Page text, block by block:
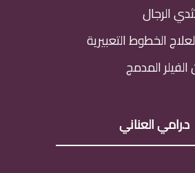
الرجال
الخطوط التعبيرية
المدمج
د.رامي العناني